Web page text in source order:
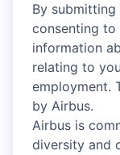
By
consenting to
information
relating to
employment.
by Airbus.
Airbus is
diversity and